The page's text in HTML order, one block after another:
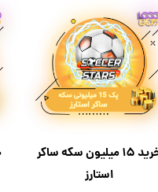
خرید ۱۵ میلیون سکه ساکر
استارز